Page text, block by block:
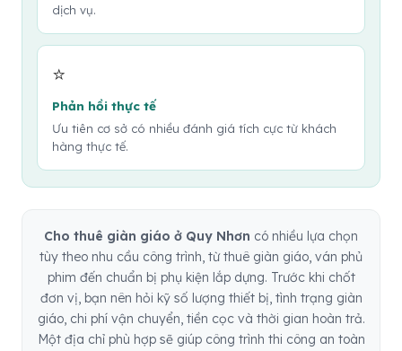
dịch vụ.
⭐
Phản hồi thực tế
Ưu tiên cơ sở có nhiều đánh giá tích cực từ khách
hàng thực tế.
Cho thuê giàn giáo ở Quy Nhơn có nhiều lựa chọn
tùy theo nhu cầu công trình, từ thuê giàn giáo, ván phủ
phim đến chuẩn bị phụ kiện lắp dựng. Trước khi chốt
đơn vị, bạn nên hỏi kỹ số lượng thiết bị, tình trạng giàn
giáo, chi phí vận chuyển, tiền cọc và thời gian hoàn trả.
Một địa chỉ phù hợp sẽ giúp công trình thi công an toàn